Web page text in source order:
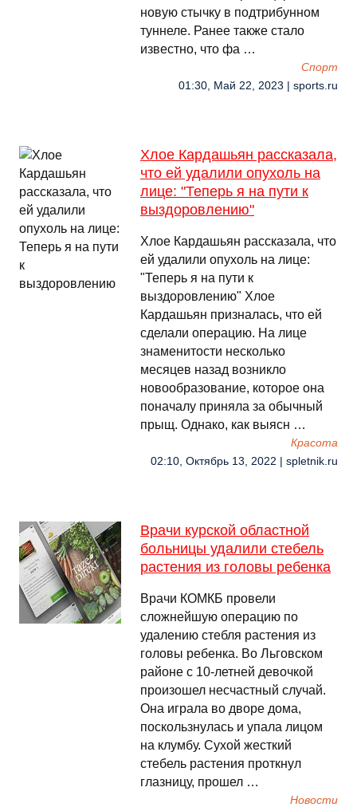
новую стычку в подтрибунном
туннеле. Ранее также стало
известно, что фа …
Спорт
01:30, Май 22, 2023 | sports.ru
Хлое Кардашьян рассказала,
что ей удалили опухоль на
лице: "Теперь я на пути к
выздоровлению"
Хлое Кардашьян рассказала, что
ей удалили опухоль на лице:
"Теперь я на пути к
выздоровлению" Хлое
Кардашьян призналась, что ей
сделали операцию. На лице
знаменитости несколько
месяцев назад возникло
новообразование, которое она
поначалу приняла за обычный
прыщ. Однако, как выясн …
Красота
02:10, Октябрь 13, 2022 | spletnik.ru
Врачи курской областной
больницы удалили стебель
растения из головы ребенка
Врачи КОМКБ провели
сложнейшую операцию по
удалению стебля растения из
головы ребенка. Во Льговском
районе с 10-летней девочкой
произошел несчастный случай.
Она играла во дворе дома,
поскользнулась и упала лицом
на клумбу. Сухой жесткий
стебель растения проткнул
глазницу, прошел …
Новости